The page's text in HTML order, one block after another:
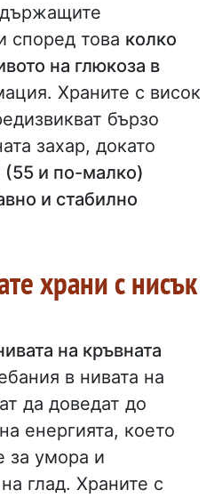
според това колко
на глюкоза в
Храните с висок
бързо
захар, докато
(55 и по-малко)
и стабилно
храни с нисък
на кръвната
в нивата на
да доведат до
енергията, което
за умора и
глад. Храните с